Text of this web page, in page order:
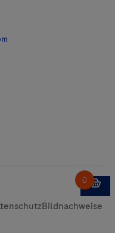
Bildnachweise